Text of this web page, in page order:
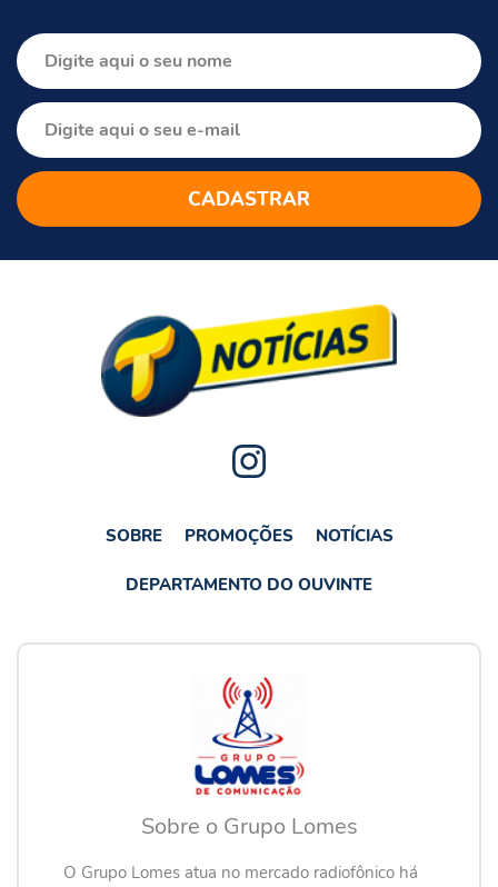
SOBRE PROMOÇÕES NOTÍCIAS
DEPARTAMENTO DO OUVINTE
Sobre o Grupo Lomes
O Grupo Lomes atua no mercado radiofônico há